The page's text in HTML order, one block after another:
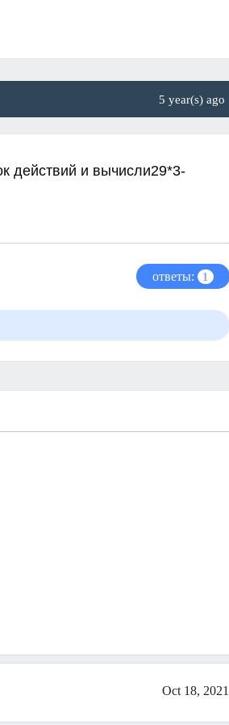
5 year(s) ago
действий и вычисли29*3-
ответы: 1
Oct 18, 2021